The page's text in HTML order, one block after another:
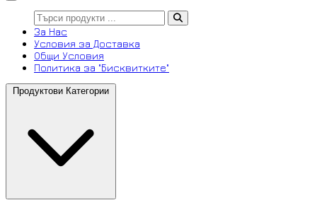
За Нас
Условия за Доставка
Общи Условия
Политика за "Бисквитките"
Продуктови Категории